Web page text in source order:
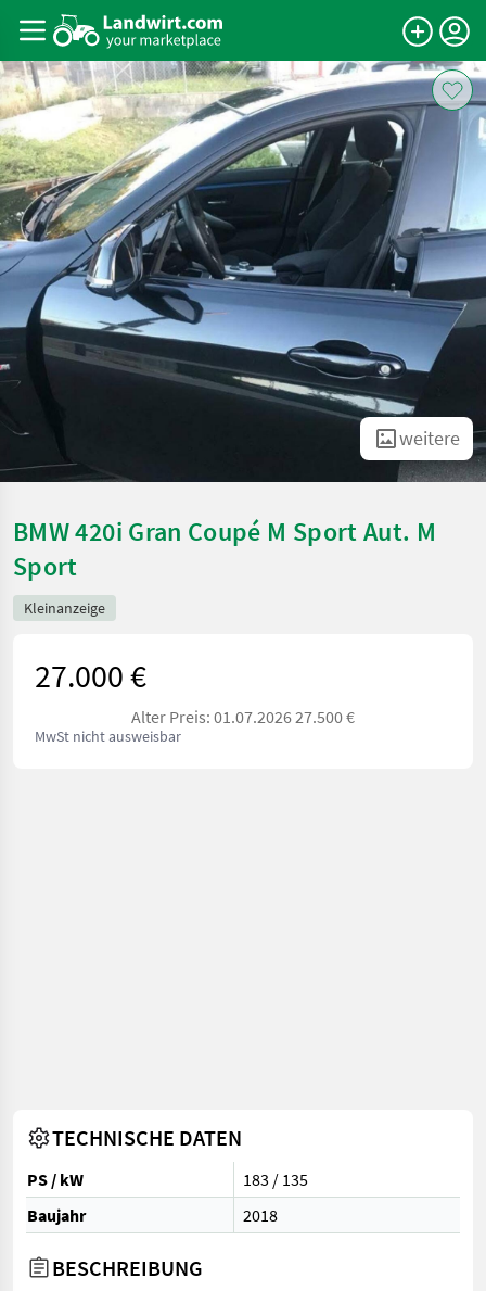
weitere
BMW 420i Gran Coupé M Sport Aut. M
Sport
Kleinanzeige
27.000 €
Alter Preis: 01.07.2026 27.500 €
MwSt nicht ausweisbar
TECHNISCHE DATEN
PS / kW
183 / 135
Baujahr
2018
BESCHREIBUNG